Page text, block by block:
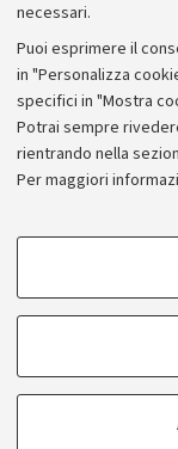
necessari.
Puoi esprimere il
in "Personalizza
specifici in "Mostra
Potrai sempre
rientrando nella
Per maggiori
COOKIE DI
COOKIE TECNICI
©Copyright 2026 -
Bologna - Via